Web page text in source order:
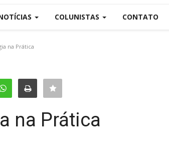
COLUNISTAS CONTATO
na Prática
na Prática